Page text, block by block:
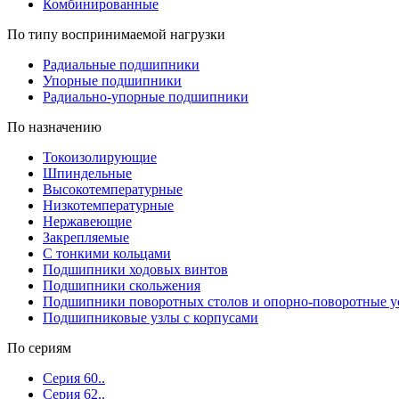
Комбинированные
По типу воспринимаемой нагрузки
Радиальные подшипники
Упорные подшипники
Радиально-упорные подшипники
По назначению
Токоизолирующие
Шпиндельные
Высокотемпературные
Низкотемпературные
Нержавеющие
Закрепляемые
С тонкими кольцами
Подшипники ходовых винтов
Подшипники скольжения
Подшипники поворотных столов и опорно-поворотные
Подшипниковые узлы с корпусами
По сериям
Серия 60..
Серия 62..